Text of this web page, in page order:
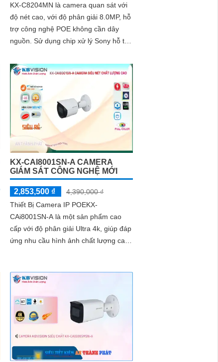
KX-C8204MN là camera quan sát với
độ nét cao, với độ phân giải 8.0MP, hỗ
trợ công nghệ POE không cần dây
nguồn. Sử dụng chip xử lý Sony hỗ trợ
KX-CAI8001SN-A CAMERA
GIÁM SÁT CÔNG NGHỆ MỚI
2,853,500 ₫
4,390,000 ₫
Thiết Bị Camera IP POEKX-
CAi8001SN-A là một sản phẩm cao
cấp với độ phân giải Ultra 4k, giúp đáp
ứng nhu cầu hình ảnh chất lượng cao.